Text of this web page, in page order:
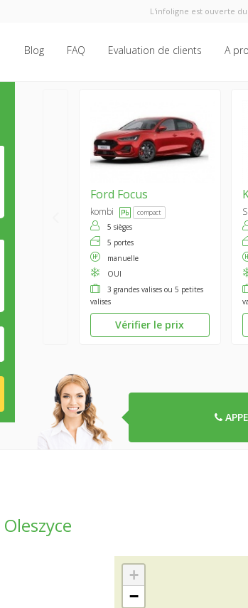
L'infoligne est ouverte
Blog FAQ Evaluation de clients A
Ford Focus
kombi compact
5 sièges
5 portes
manuelle
OUI
3 grandes valises ou 5 petites
valises
Vérifier le prix
+
−